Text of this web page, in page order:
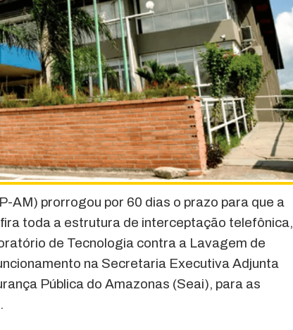
AM) prorrogou por 60 dias o prazo para que a
toda a estrutura de interceptação telefônica,
de Tecnologia contra a Lavagem de
na Secretaria Executiva Adjunta
Pública do Amazonas (Seai), para as